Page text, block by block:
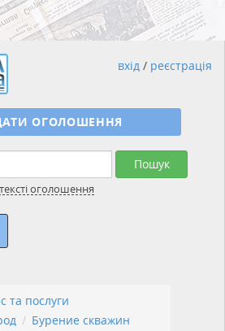
Пошук
оголошення
ОГОЛОШЕННЯ
вхід / реєстрація
та послуги
Бурение скважин